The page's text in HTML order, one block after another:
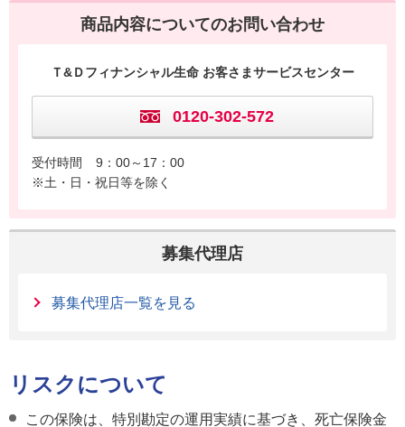
商品内容についてのお問い合わせ
Ｔ&Ｄフィナンシャル生命 お客さまサービスセンター
0120-302-572
受付時間
9：00～17：00
※土・日・祝日等を除く
募集代理店
募集代理店一覧を見る
リスクについて
この保険は、特別勘定の運用実績に基づき、死亡保険金